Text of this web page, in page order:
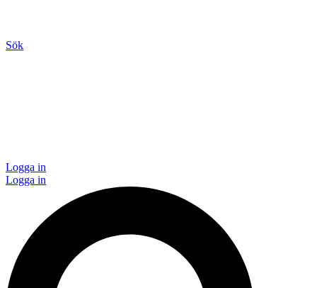
Sök
Logga in
Logga in